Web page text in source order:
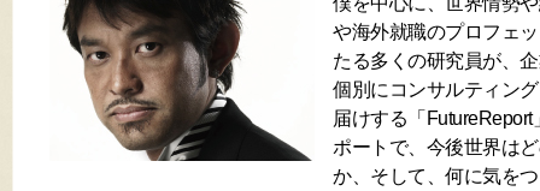
や海外就職のプロフェ
たる多くの研究員が、
個別にコンサルティン
届けする「
ポートで、今後世界は
か、そして、何に気を